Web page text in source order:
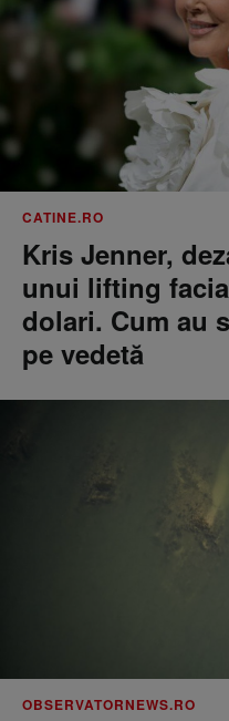
CATINE.RO
Kris Jenner,
unui lifting
dolari. Cum au
pe vedetă
OBSERVATORNEWS.RO